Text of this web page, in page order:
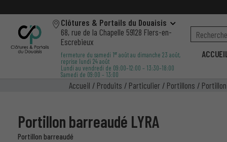
Clôtures & Portails du Douaisis
68, rue de la Chapelle 59128 Flers-en-
Escrebieux
fermeture du samedi 1eraoût au dimanche 23 août,
reprise lundi 24 août
Lundi au vendredi de 09:00–12:00 – 13:30–18:00
Samedi de 09:00 – 13:00
ACCUEIL
Accueil / Produits / Particulier / Portillons /
Portillon barreaudé LYRA
Portillon barreaudé